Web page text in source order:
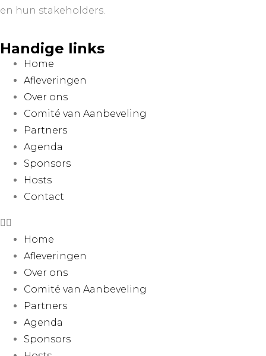
en hun stakeholders.
Handige links
Home
Afleveringen
Over ons
Comité van Aanbeveling
Partners
Agenda
Sponsors
Hosts
Contact
Home
Afleveringen
Over ons
Comité van Aanbeveling
Partners
Agenda
Sponsors